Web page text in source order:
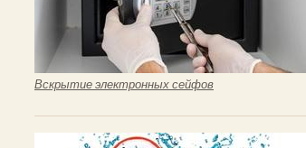
Вскрытие электронных сейфов